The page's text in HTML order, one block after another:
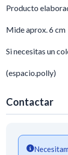
Producto
Mide aprox. 6 cm
Si necesitas un
(espacio.polly)
Contactar